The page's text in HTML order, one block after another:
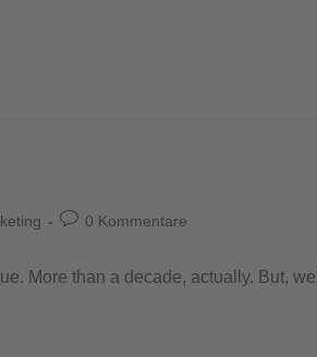
0 Kommentare
More than a decade, actually. But,